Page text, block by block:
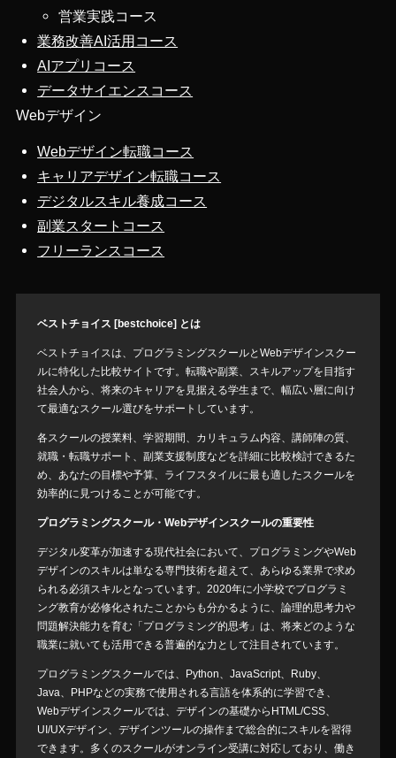
営業実践コース
業務改善AI活用コース
AIアプリコース
データサイエンスコース
Webデザイン
Webデザイン転職コース
キャリアデザイン転職コース
デジタルスキル養成コース
副業スタートコース
フリーランスコース
ベストチョイス [bestchoice] とは
ベストチョイスは、プログラミングスクールとWebデザインスクー
ルに特化した比較サイトです。転職や副業、スキルアップを目指す
社会人から、将来のキャリアを見据える学生まで、幅広い層に向け
て最適なスクール選びをサポートしています。
各スクールの授業料、学習期間、カリキュラム内容、講師陣の質、
就職・転職サポート、副業支援制度などを詳細に比較検討できるた
め、あなたの目標や予算、ライフスタイルに最も適したスクールを
効率的に見つけることが可能です。
プログラミングスクール・Webデザインスクールの重要性
デジタル変革が加速する現代社会において、プログラミングやWeb
デザインのスキルは単なる専門技術を超えて、あらゆる業界で求め
られる必須スキルとなっています。2020年に小学校でプログラミ
ング教育が必修化されたことからも分かるように、論理的思考力や
問題解決能力を育む「プログラミング的思考」は、将来どのような
職業に就いても活用できる普遍的な力として注目されています。
プログラミングスクールでは、Python、JavaScript、Ruby、
Java、PHPなどの実務で使用される言語を体系的に学習でき、
Webデザインスクールでは、デザインの基礎からHTML/CSS、
UI/UXデザイン、デザインツールの操作まで総合的にスキルを習得
できます。多くのスクールがオンライン受講に対応しており、働き